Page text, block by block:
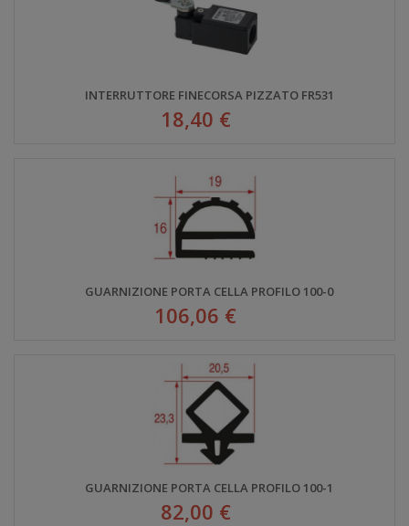
INTERRUTTORE FINECORSA PIZZATO FR531
18,40 €
GUARNIZIONE PORTA CELLA PROFILO 100-0
106,06 €
GUARNIZIONE PORTA CELLA PROFILO 100-1
82,00 €